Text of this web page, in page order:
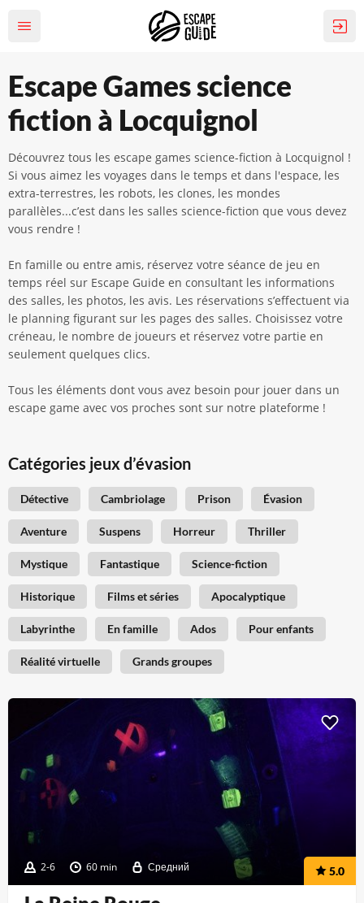
Escape Games science
fiction à Locquignol
Découvrez tous les escape games science-fiction à Locquignol !
Si vous aimez les voyages dans le temps et dans l'espace, les
extra-terrestres, les robots, les clones, les mondes
parallèles...c’est dans les salles science-fiction que vous devez
vous rendre !
En famille ou entre amis, réservez votre séance de jeu en
temps réel sur Escape Guide en consultant les informations
des salles, les photos, les avis. Les réservations s’effectuent via
le planning figurant sur les pages des salles. Choisissez votre
créneau, le nombre de joueurs et réservez votre partie en
seulement quelques clics.
Tous les éléments dont vous avez besoin pour jouer dans un
escape game avec vos proches sont sur notre plateforme !
Catégories jeux d’évasion
Détective Cambriolage Prison Évasion
Aventure Suspens Horreur Thriller
Mystique Fantastique Science-fiction
Historique Films et séries Apocalyptique
Labyrinthe En famille Ados Pour enfants
Réalité virtuelle Grands groupes
2-6 60 min Средний 5.0